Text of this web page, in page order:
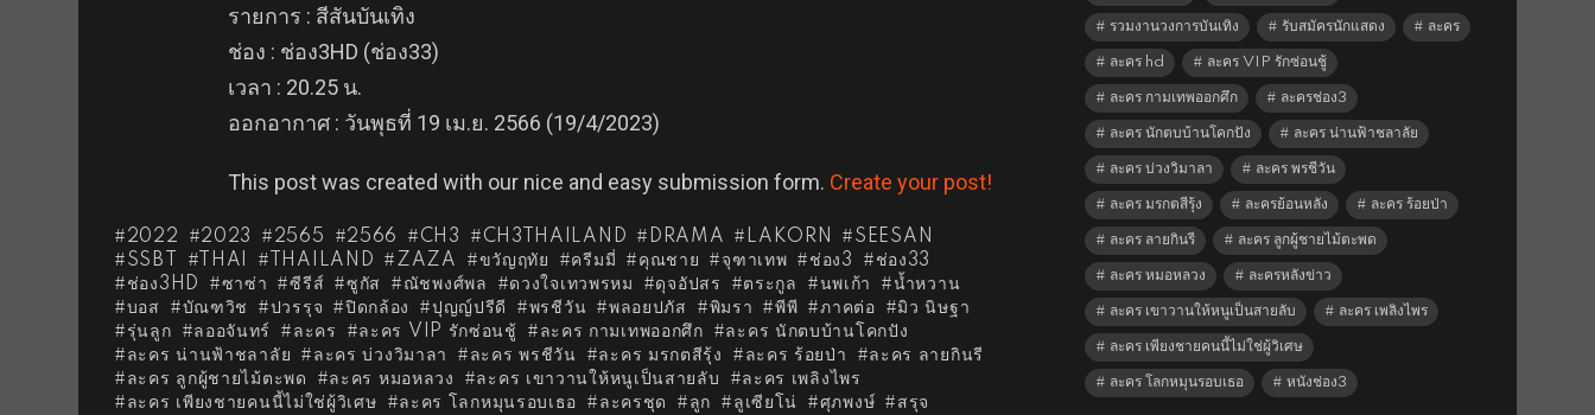
รายการ : สีสันบันเทิง
ช่อง : ช่อง3HD (ช่อง33)
เวลา : 20.25 น.
ออกอากาศ : วันพุธที่ 19 เม.ย. 2566 (19/4/2023)
This post was created with our nice and easy submission form. Create your post!
2022 2023 2565 2566 CH3 CH3THAILAND DRAMA LAKORN
SEESAN
SSBT
THAI THAILAND ZAZA ขวัญฤทัย ครีมมี่ คุณชาย จุฑาเทพ ช่อง3
ช่อง33
ช่อง3HD
ซาซ่า ซีรีส์ ซูกัส ณัชพงศ์พล ดวงใจเทวพรหม ดุจอัปสร ตระกูล นพเก้า
น้ำหวาน
บอส
บัณฑวิช ปวรรุจ ปิดกล้อง ปุญญ์ปรีดี พรชีวัน พลอยปภัส พิมรา พีพี ภาคต่อ
มิว นิษฐา
รุ่นลูก
ลออจันทร์ ละคร ละคร VIP รักซ่อนชู้ ละคร กามเทพออกศึก
ละคร นักตบบ้านโคกปัง
ละคร น่านฟ้าชลาลัย
ละคร บ่วงวิมาลา ละคร พรชีวัน ละคร มรกตสีรุ้ง ละคร ร้อยป่า
ละคร ลายกินรี
ละคร ลูกผู้ชายไม้ตะพด
ละคร หมอหลวง ละคร เขาวานให้หนูเป็นสายลับ
ละคร เพลิงไพร
ละคร เพียงชายคนนี้ไม่ใช่ผู้วิเศษ
ละคร โลกหมุนรอบเธอ ละครชุด ลูก ลูเซียโน่ ศุภพงษ์
สรุจ
รวมงานวงการบันเทิง รับสมัครนักแสดง ละคร
ละคร hd ละคร VIP รักซ่อนชู้
ละคร กามเทพออกศึก ละครช่อง3
ละคร นักตบบ้านโคกปัง ละคร น่านฟ้าชลาลัย
ละคร บ่วงวิมาลา ละคร พรชีวัน
ละคร มรกตสีรุ้ง ละครย้อนหลัง ละคร ร้อยป่า
ละคร ลายกินรี ละคร ลูกผู้ชายไม้ตะพด
ละคร หมอหลวง ละครหลังข่าว
ละคร เขาวานให้หนูเป็นสายลับ ละคร เพลิงไพร
ละคร เพียงชายคนนี้ไม่ใช่ผู้วิเศษ
ละคร โลกหมุนรอบเธอ หนังช่อง3